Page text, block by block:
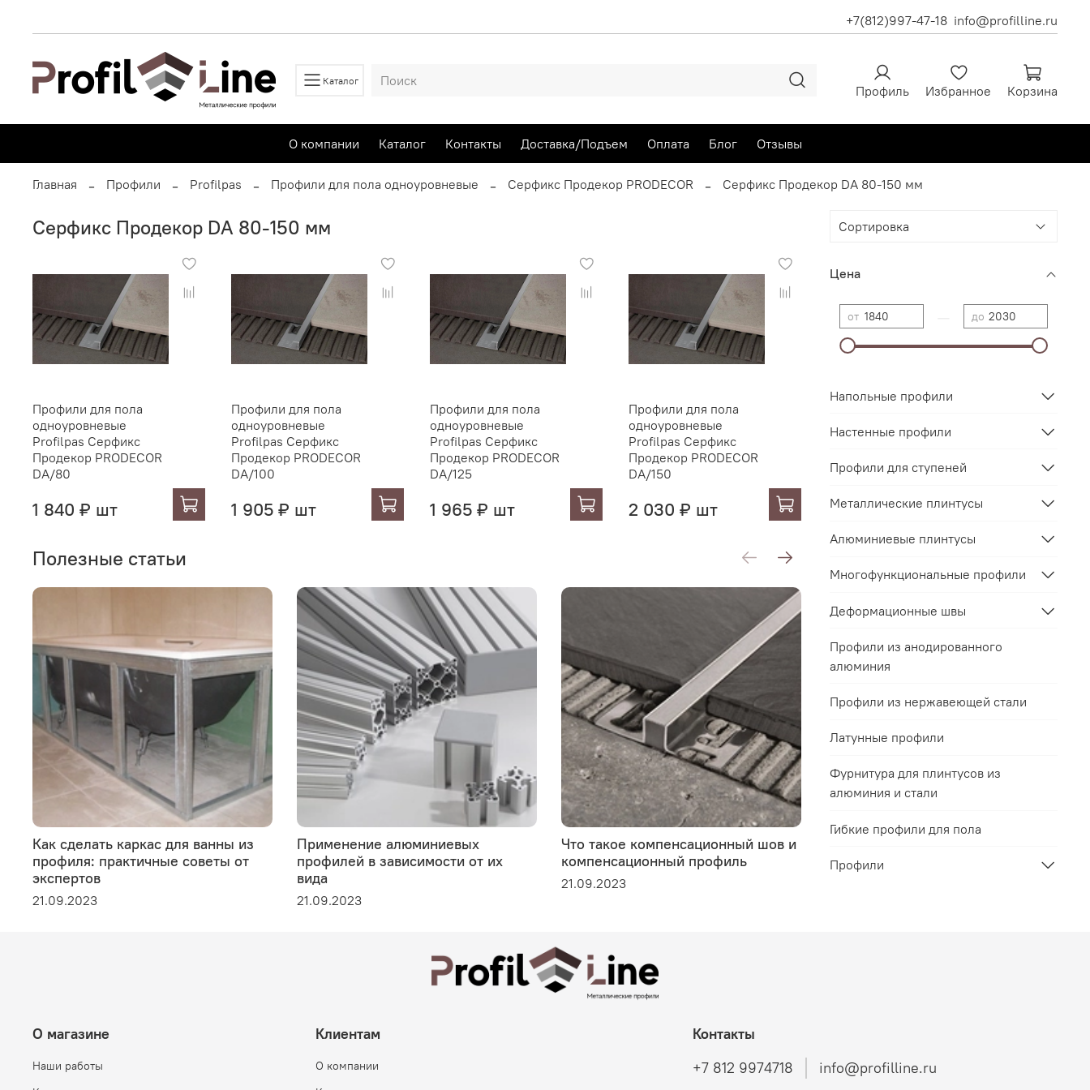
+7(812)997-47-18 info@profilline.ru
Каталог
Профиль Избранное Корзина
О компании Каталог Контакты Доставка/Подъем Оплата Блог Отзывы
Главная Профили Profilpas Профили для пола одноуровневые Серфикс Продекор PRODECOR Серфикс Продекор DA 80-150 мм
Серфикс Продекор DA 80-150 мм
Профили для пола
одноуровневые
Profilpas Серфикс
Продекор PRODECOR
DA/80
1 840 ₽ шт
Профили для пола
одноуровневые
Profilpas Серфикс
Продекор PRODECOR
DA/100
1 905 ₽ шт
Профили для пола
одноуровневые
Profilpas Серфикс
Продекор PRODECOR
DA/125
1 965 ₽ шт
Профили для пола
одноуровневые
Profilpas Серфикс
Продекор PRODECOR
DA/150
2 030 ₽ шт
Полезные статьи
Как сделать каркас для ванны из
профиля: практичные советы от
экспертов
21.09.2023
Применение алюминиевых
профилей в зависимости от их
вида
21.09.2023
Что такое компенсационный шов и
компенсационный профиль
21.09.2023
профиля к коррозии
Цена
от до
Напольные профили
Настенные профили
Профили для ступеней
Металлические плинтусы
Алюминиевые плинтусы
Многофункциональные профили
Деформационные швы
Профили из анодированного
алюминия
Профили из нержавеющей стали
Латунные профили
Фурнитура для плинтусов из
алюминия и стали
Гибкие профили для пола
Профили
О магазине
Наши работы
Клиентам
О компании
Контакты
+7 812 9974718
info@profilline.ru